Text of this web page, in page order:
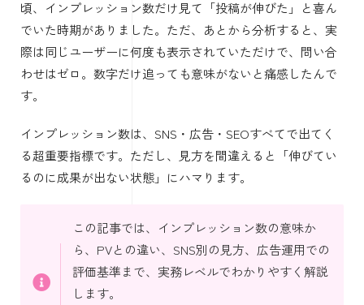
頃、インプレッション数だけ見て「投稿が伸びた」と喜ん
でいた時期がありました。ただ、あとから分析すると、実
際は同じユーザーに何度も表示されていただけで、問い合
わせはゼロ。数字だけ追っても意味がないと痛感したんで
す。
インプレッション数は、SNS・広告・SEOすべてで出てく
る超重要指標です。ただし、見方を間違えると「伸びてい
るのに成果が出ない状態」にハマります。
この記事では、インプレッション数の意味か
ら、PVとの違い、SNS別の見方、広告運用での
評価基準まで、実務レベルでわかりやすく解説
します。